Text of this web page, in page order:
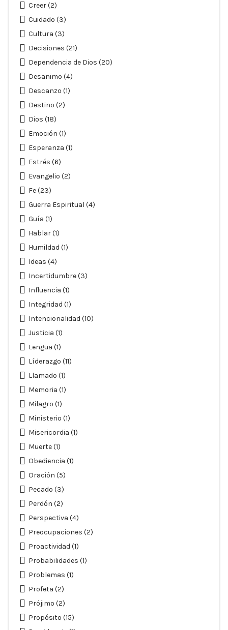
Creer(2)
Cuidado (3)
Cultura (3)
Decisiones (21)
Dependencia de Dios (20)
Desanimo (4)
Descanzo (1)
Destino (2)
Dios (18)
Emoción (1)
Esperanza (1)
Estrés (6)
Evangelio (2)
Fe(23)
Guerra Espiritual (4)
Guía (1)
Hablar(1)
Humildad (1)
Ideas (4)
Incertidumbre(3)
Influencia (1)
Integridad (1)
Intencionalidad (10)
Justicia (1)
Lengua (1)
Líderazgo (11)
Llamado (1)
Memoria (1)
Milagro (1)
Ministerio (1)
Misericordia (1)
Muerte(1)
Obediencia (1)
Oración (5)
Pecado (3)
Perdón (2)
Perspectiva (4)
Preocupaciones (2)
Proactividad (1)
Probabilidades (1)
Problemas (1)
Profeta (2)
Prójimo (2)
Propósito (15)